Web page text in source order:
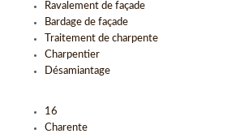
Ravalement de façade
Bardage de façade
Traitement de charpente
Charpentier
Désamiantage
16
Charente